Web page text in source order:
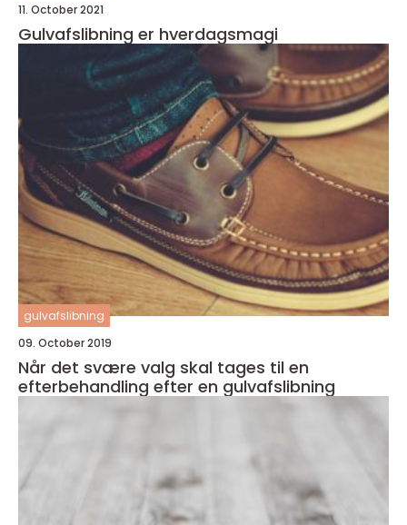
11. October 2021
Gulvafslibning er hverdagsmagi
gulvafslibning
09. October 2019
Når det svære valg skal tages til en
efterbehandling efter en gulvafslibning